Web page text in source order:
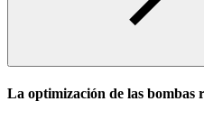
La optimización de las bombas